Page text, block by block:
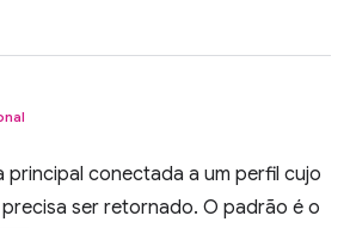
principal conectada a um perfil cujo
precisa ser retornado. O padrão é o